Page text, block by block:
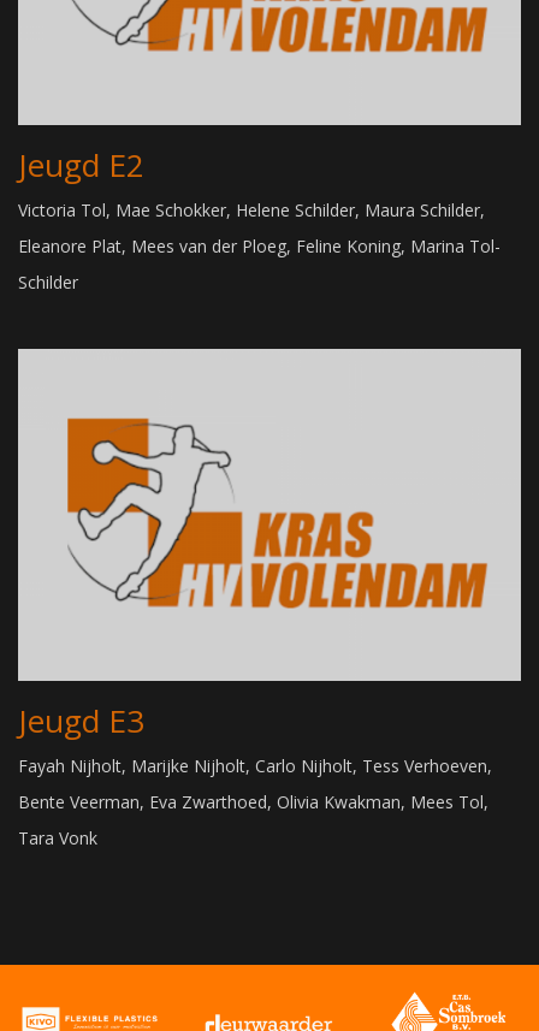
Jeugd E2
Victoria Tol, Mae Schokker, Helene Schilder, Maura Schilder,
Eleanore Plat, Mees van der Ploeg, Feline Koning, Marina Tol-
Schilder
Jeugd E3
Fayah Nijholt, Marijke Nijholt, Carlo Nijholt, Tess Verhoeven,
Bente Veerman, Eva Zwarthoed, Olivia Kwakman, Mees Tol,
Tara Vonk